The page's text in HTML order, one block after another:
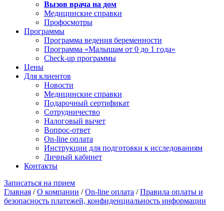
Вызов врача на дом
Медицинские справки
Профосмотры
Программы
Программа ведения беременности
Программа «Малышам от 0 до 1 года»
Check-up программы
Цены
Для клиентов
Новости
Медицинские справки
Подарочный сертификат
Сотрудничество
Налоговый вычет
Вопрос-ответ
On-line оплата
Инструкции для подготовки к исследованиям
Личный кабинет
Контакты
Записаться на прием
Главная /О компании /On-line оплата /Правила оплаты и
безопасность платежей, конфиденциальность информации